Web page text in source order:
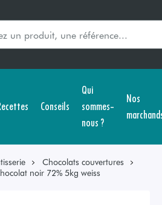
Conseils
Qui
sommes-
nous ?
Nos
Chocolats couvertures
noir 72% 5kg weiss